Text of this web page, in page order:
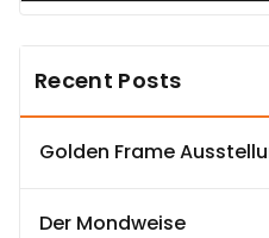
Recent Posts
Golden Frame
Der Mondweise